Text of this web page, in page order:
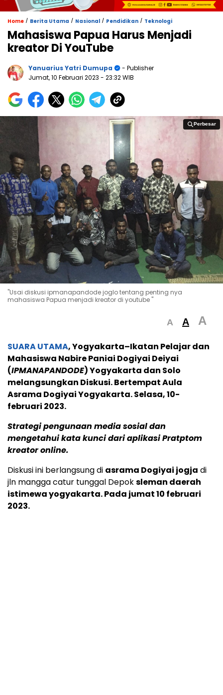
Home / Berita Utama / Nasional / Pendidikan / Teknologi
Mahasiswa Papua Harus Menjadi
kreator Di YouTube
Yanuarius Yatri Dumupa
- Publisher
Jumat, 10 Februari 2023 - 23:32 WIB
Perbesar
Perbesar
"Usai diskusi ipmanapandode joglo tentang penting nya
mahasiswa Papua menjadi kreator di youtube "
A A A
SUARA UTAMA, Yogyakarta–Ikatan Pelajar dan
Mahasiswa Nabire Paniai Dogiyai Deiyai
(IPMANAPANDODE) Yogyakarta dan Solo
melangsungkan Diskusi. Bertempat Aula
Asrama Dogiyai Yogyakarta. Selasa, 10-
februari 2023.
Strategi pengunaan media sosial dan
mengetahui kata kunci dari aplikasi Pratptom
kreator online.
Diskusi ini berlangsung di asrama Dogiyai jogja di
jln mangga catur tunggal Depoksleman daerah
istimewa yogyakarta. Pada jumat 10 februari
2023.